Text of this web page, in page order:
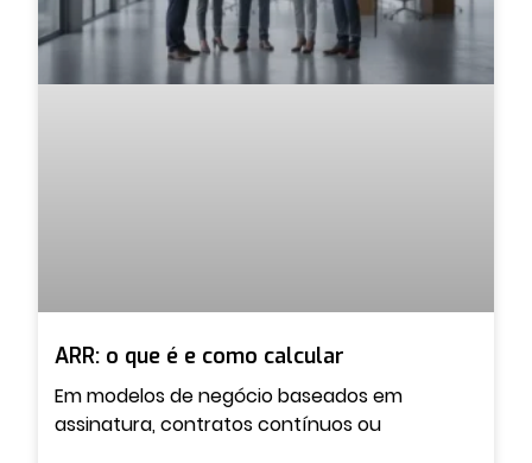
ARR: o que é e como calcular
Em modelos de negócio baseados em
assinatura, contratos contínuos ou